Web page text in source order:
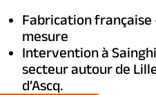
Fabrication française
mesure
Intervention à
secteur autour de
d’Ascq.